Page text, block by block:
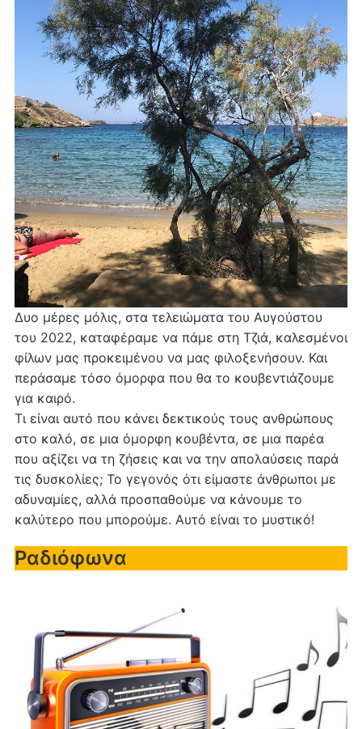
Δυο μέρες μόλις, στα τελειώματα του Αυγούστου
του 2022, καταφέραμε να πάμε στη Τζιά, καλεσμένοι
φίλων μας προκειμένου να μας φιλοξενήσουν. Και
περάσαμε τόσο όμορφα που θα το κουβεντιάζουμε
για καιρό.
Τι είναι αυτό που κάνει δεκτικούς τους ανθρώπους
στο καλό, σε μια όμορφη κουβέντα, σε μια παρέα
που αξίζει να τη ζήσεις και να την απολαύσεις παρά
τις δυσκολίες; Το γεγονός ότι είμαστε άνθρωποι με
αδυναμίες, αλλά προσπαθούμε να κάνουμε το
καλύτερο που μπορούμε. Αυτό είναι το μυστικό!
Ραδιόφωνα